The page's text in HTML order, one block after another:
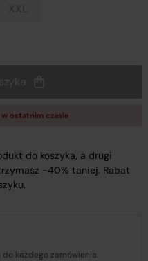
XXL
ostatnim czasie
do koszyka, a drugi
-40% taniej. Rabat
każdego zamówienia.